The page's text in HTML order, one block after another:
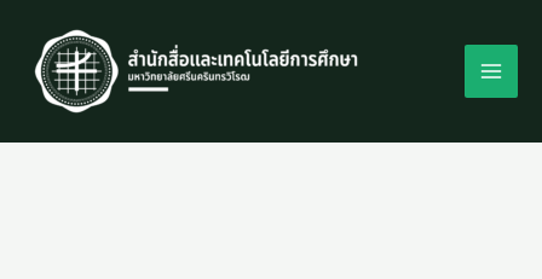
content